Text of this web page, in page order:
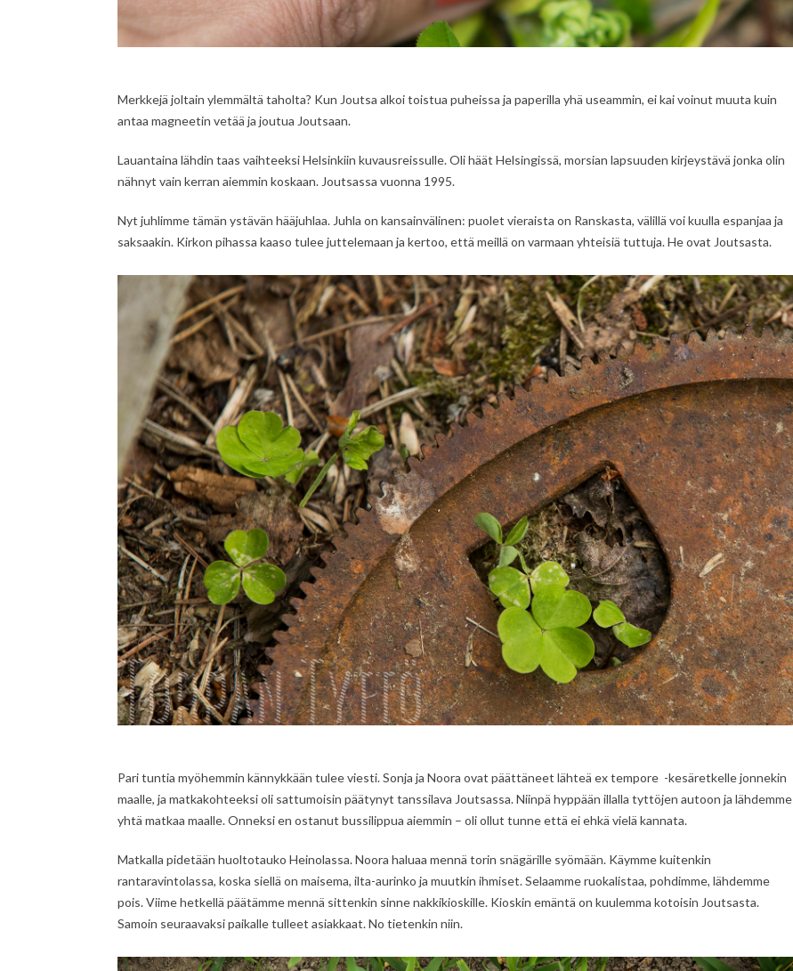
Merkkejä joltain ylemmältä taholta? Kun Joutsa alkoi toistua puheissa ja paperilla yhä useammin, ei kai voinut muuta kuin
antaa magneetin vetää ja joutua Joutsaan.
Lauantaina lähdin taas vaihteeksi Helsinkiin kuvausreissulle. Oli häät Helsingissä, morsian lapsuuden kirjeystävä jonka olin
nähnyt vain kerran aiemmin koskaan. Joutsassa vuonna 1995.
Nyt juhlimme tämän ystävän hääjuhlaa. Juhla on kansainvälinen: puolet vieraista on Ranskasta, välillä voi kuulla espanjaa ja
saksaakin. Kirkon pihassa kaaso tulee juttelemaan ja kertoo, että meillä on varmaan yhteisiä tuttuja. He ovat Joutsasta.
Pari tuntia myöhemmin kännykkään tulee viesti. Sonja ja Noora ovat päättäneet lähteä ex tempore -kesäretkelle jonnekin
maalle, ja matkakohteeksi oli sattumoisin päätynyt tanssilava Joutsassa. Niinpä hyppään illalla tyttöjen autoon ja lähdemme
yhtä matkaa maalle. Onneksi en ostanut bussilippua aiemmin – oli ollut tunne että ei ehkä vielä kannata.
Matkalla pidetään huoltotauko Heinolassa. Noora haluaa mennä torin snägärille syömään. Käymme kuitenkin
rantaravintolassa, koska siellä on maisema, ilta-aurinko ja muutkin ihmiset. Selaamme ruokalistaa, pohdimme, lähdemme
pois. Viime hetkellä päätämme mennä sittenkin sinne nakkikioskille. Kioskin emäntä on kuulemma kotoisin Joutsasta.
Samoin seuraavaksi paikalle tulleet asiakkaat. No tietenkin niin.